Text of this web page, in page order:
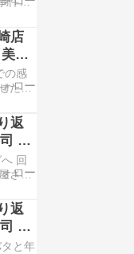
円」
に移
害」
ップ
げ事
決
店
味
の感
た？
胡椒
？B
つ煮
ルと
だが
！晩
返
ち
は
回
さん
が無
を
る
なが
感が
返
少
で
と年